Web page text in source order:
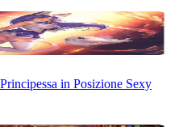
in Posizione Sexy